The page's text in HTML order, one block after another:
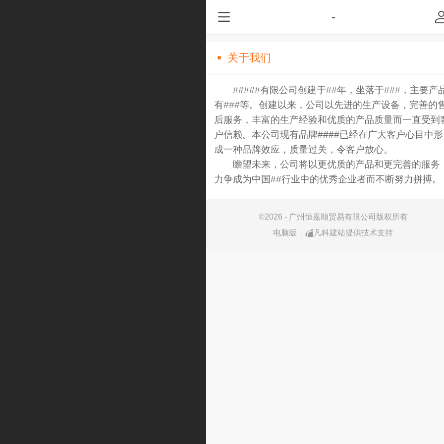
-
关于我们
#####有限公司创建于##年，坐落于###，主要产
有###等。创建以来，公司以先进的生产设备，完善的
后服务，丰富的生产经验和优质的产品质量而一直受到
户信赖。本公司现有品牌####已经在广大客户心目中形
成一种品牌效应，质量过关，令客户放心。
瞻望未来，公司将以更优质的产品和更完善的服务
力争成为中国##行业中的优秀企业者而不断努力拼搏。
©2026 - 广州恒嘉顺贸易有限公司版权所有
电脑版
凡科建站提供技术支持